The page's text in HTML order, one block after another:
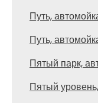
Путь,
Путь,
Пятый парк,
Пятый